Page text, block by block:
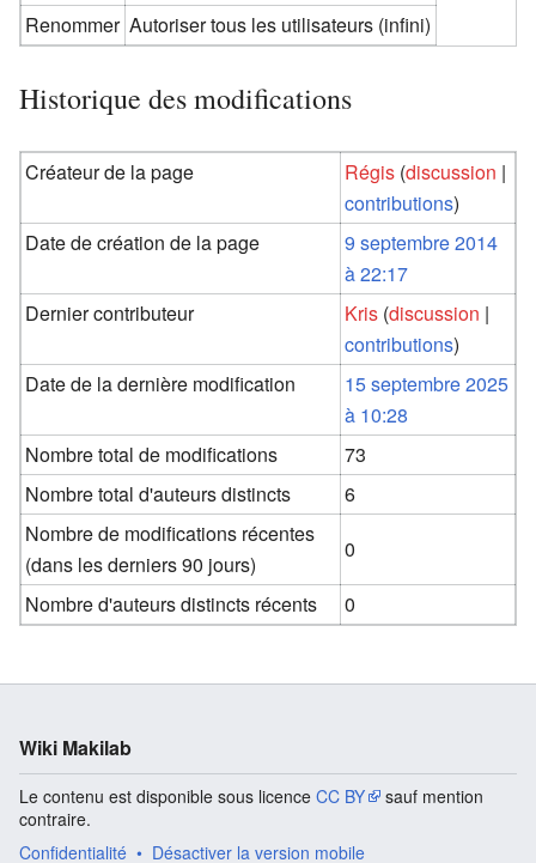
Renommer Autoriser tous les utilisateurs (infini)
Historique des modifications
Créateur de la page Régis (discussion |
contributions)
Date de création de la page
9 septembre 2014
à 22:17
Dernier contributeur
Kris (discussion |
contributions)
Date de la dernière modification
15 septembre 2025
à 10:28
Nombre total de modifications
73
Nombre total d'auteurs distincts
6
Nombre de modifications récentes
(dans les derniers 90 jours)
0
Nombre d'auteurs distincts récents
0
Wiki Makilab
Le contenu est disponible sous licence CC BY
sauf mention
contraire.
Confidentialité
Désactiver la version mobile